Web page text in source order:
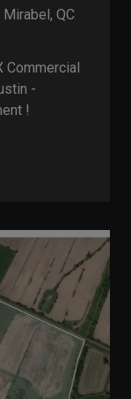
Mirabel, QC
Commercial
-
!